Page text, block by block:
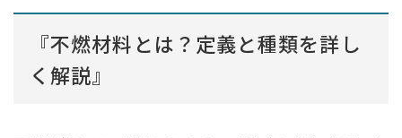
『不燃材料とは？定義と種類を詳し
く解説』